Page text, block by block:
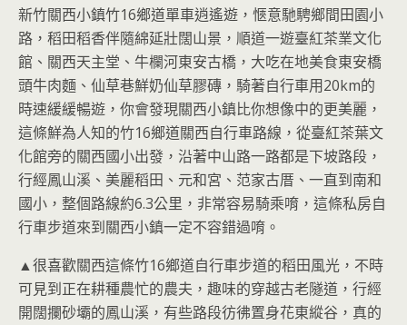
新竹關西小鎮竹16鄉道單車逍遙遊，愜意馳騁鄉間田園小
路，稻田稻香伴隨綿延壯闊山景，順道一遊臺紅茶業文化
館、關西天主堂、牛欄河東安古橋，大吃在地美食東安橋
頭牛肉麵、仙草巷鮮奶仙草膠磚，騎著自行車用20km的
時速緩緩暢遊，你會發現關西小鎮比你想像中的更美麗，
這條鮮為人知的竹16鄉道關西自行車路線，從臺紅茶葉文
化館旁的關西國小出發，沿著中山路一路都是下坡路段，
行經鳳山溪、美麗稻田、元和宮、范家古厝、一直到南和
國小，整個路線約6.3公里，非常容易騎乘唷，這條私房自
行車步道來到關西小鎮一定不容錯過唷。
▲很喜歡關西這條竹16鄉道自行車步道的稻田風光，不時
可見到正在耕種農忙的農夫，趣味的穿越古老隧道，行經
開闊攔砂壩的鳳山溪，有些路段彷彿置身花東縱谷，真的